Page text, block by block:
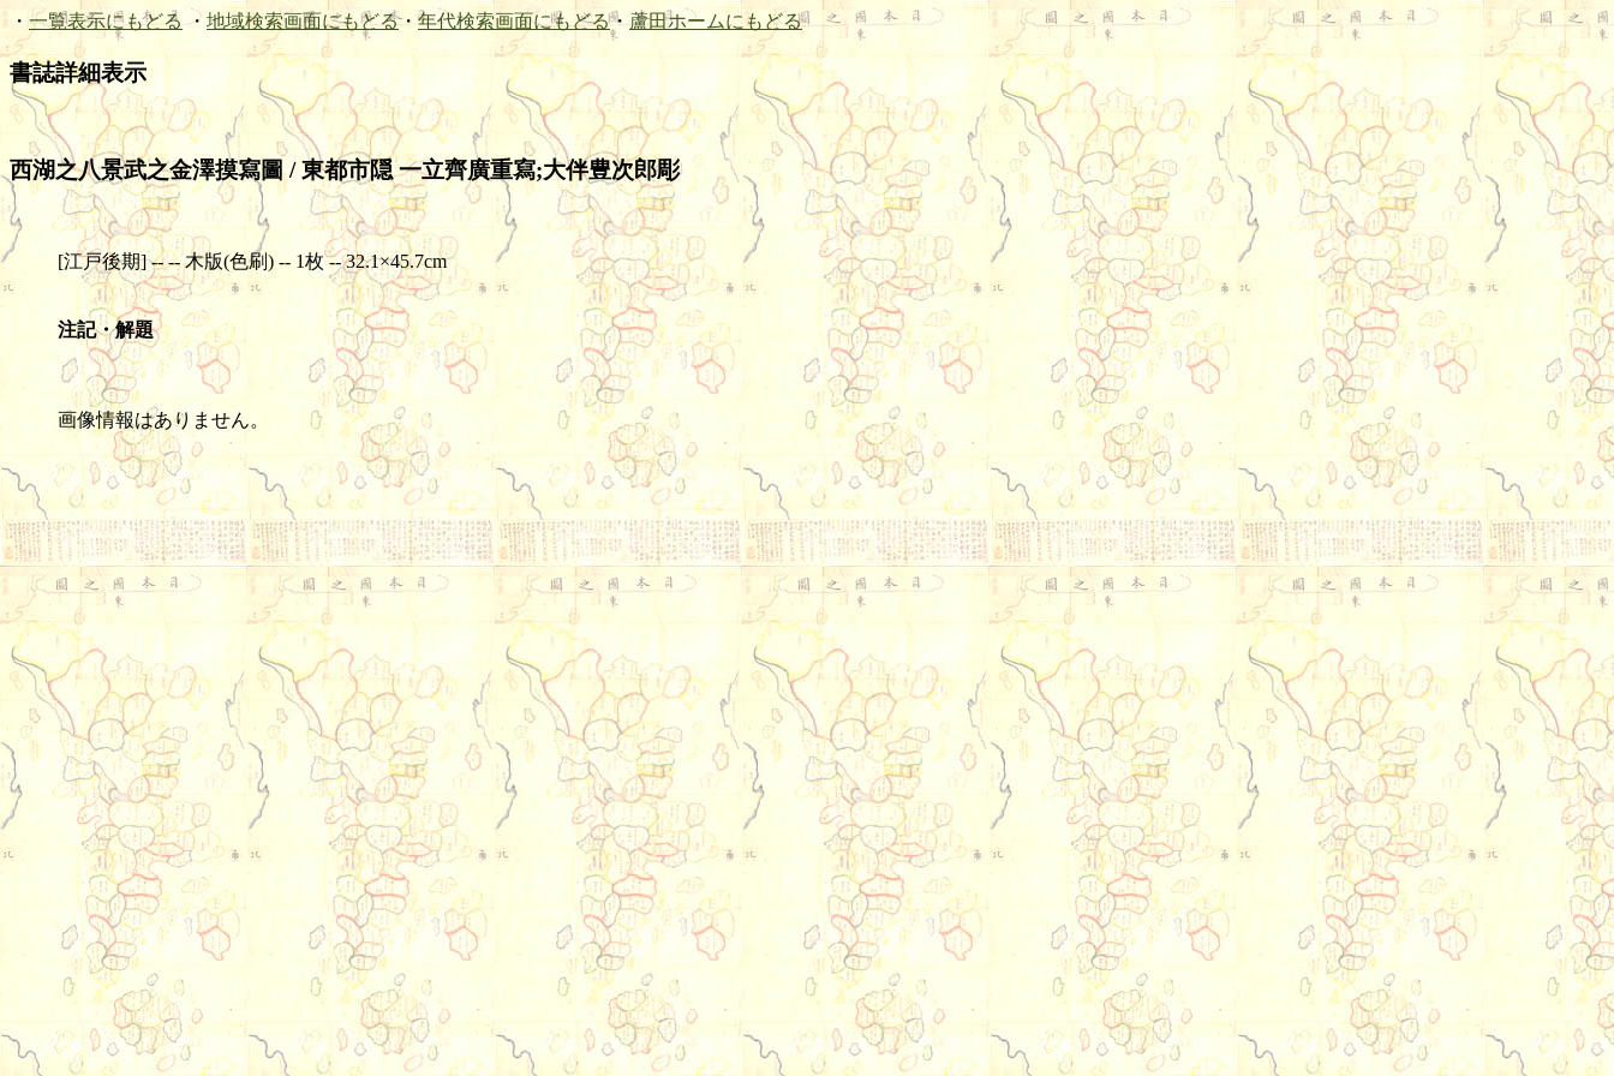
・ 一覧表示にもどる ・ 地域検索画面にもどる・ 年代検索画面にもどる・ 蘆田ホームにもどる
書誌詳細表示
西湖之八景武之金澤摸寫圖 / 東都市隠 一立齊廣重寫;大伴豊次郎彫
[江戸後期] -- -- 木版(色刷) -- 1枚 -- 32.1×45.7cm
注記・解題
画像情報はありません。